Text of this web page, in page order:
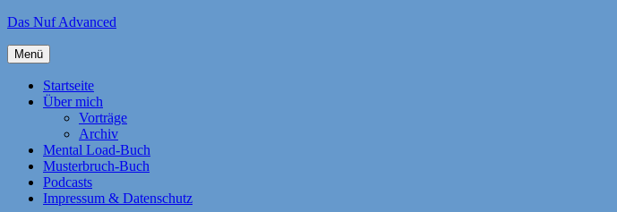
Zum
springen
Das Nuf Advanced
Menü
Startseite
Über mich
Vorträge
Archiv
Mental Load-Buch
Musterbruch-Buch
Podcasts
Impressum & Datenschutz